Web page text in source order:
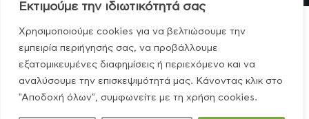
Εκτιμούμε την ιδιωτικότητά σας
Χρησιμοποιούμε cookies για να βελτιώσουμε την
εμπειρία περιήγησής σας, να προβάλλουμε
εξατομικευμένες διαφημίσεις ή περιεχόμενο και να
αναλύσουμε την επισκεψιμότητά μας. Κάνοντας κλικ στο
"Αποδοχή όλων", συμφωνείτε με τη χρήση cookies.
© MonoBio.gr 2020-2026.